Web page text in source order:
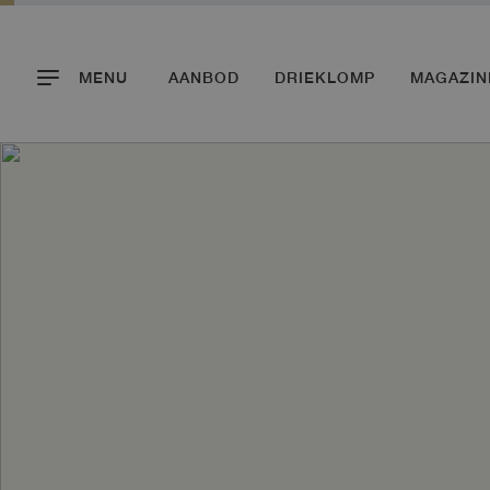
MENU AANBOD DRIEKLOMP